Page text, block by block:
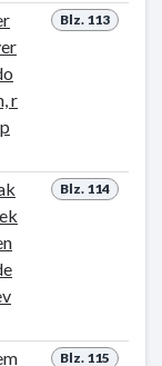
Blz. 113
r
Blz. 114
Blz. 115